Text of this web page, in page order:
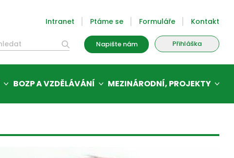
Intranet Ptáme se Formuláře Kontakt
Napište nám Přihláška
BOZP A VZDĚLÁVÁNÍ MEZINÁRODNÍ, PROJEKTY